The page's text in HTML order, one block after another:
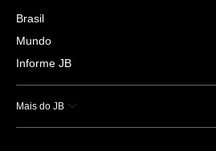
Brasil
Mundo
Informe JB
Mais do JB
Esportes